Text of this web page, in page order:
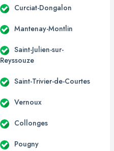
Curciat-Dongalon
Mantenay-Montlin
Saint-Julien-sur-
Reyssouze
Saint-Trivier-de-Courtes
Vernoux
Collonges
Pougny